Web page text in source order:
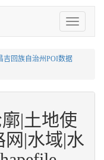
Toggle
navigation
吉回族自治州POI数据
|土地使
网|水域|水